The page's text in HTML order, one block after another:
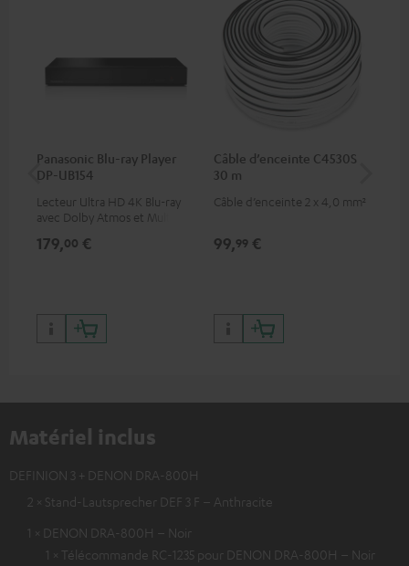
Panasonic Blu-ray Player
DP-UB154
Lecteur Ultra HD 4K Blu-ray
avec Dolby Atmos et Multi
qualité d’image incroyable et
179,00 €
Câble d’enceinte C4530S
30 m
Câble d’enceinte 2 x 4,0 mm²
99,99 €
Matériel inclus
DEFINION 3 + DENON DRA-800H
2 × Stand-Lautsprecher DEF 3 F – Anthracite
1 × DENON DRA-800H – Noir
1 × Télécommande RC-1235 pour DENON DRA-800H – Noir